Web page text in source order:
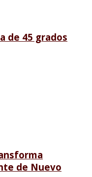
de 45 grados
de Nuevo